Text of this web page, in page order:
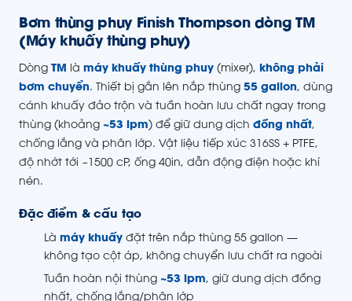
Bơm thùng phuy Finish Thompson dòng TM
(Máy khuấy thùng phuy)
Dòng TM là máy khuấy thùng phuy (mixer), không phải
bơm chuyển. Thiết bị gắn lên nắp thùng 55 gallon, dùng
cánh khuấy đảo trộn và tuần hoàn lưu chất ngay trong
thùng (khoảng ~53 lpm) để giữ dung dịch đồng nhất,
chống lắng và phân lớp. Vật liệu tiếp xúc 316SS + PTFE,
độ nhớt tới ~1500 cP, ống 40in, dẫn động điện hoặc khí
nén.
Đặc điểm & cấu tạo
Là máy khuấy đặt trên nắp thùng 55 gallon —
không tạo cột áp, không chuyển lưu chất ra ngoài
Tuần hoàn nội thùng ~53 lpm, giữ dung dịch đồng
nhất, chống lắng/phân lớp